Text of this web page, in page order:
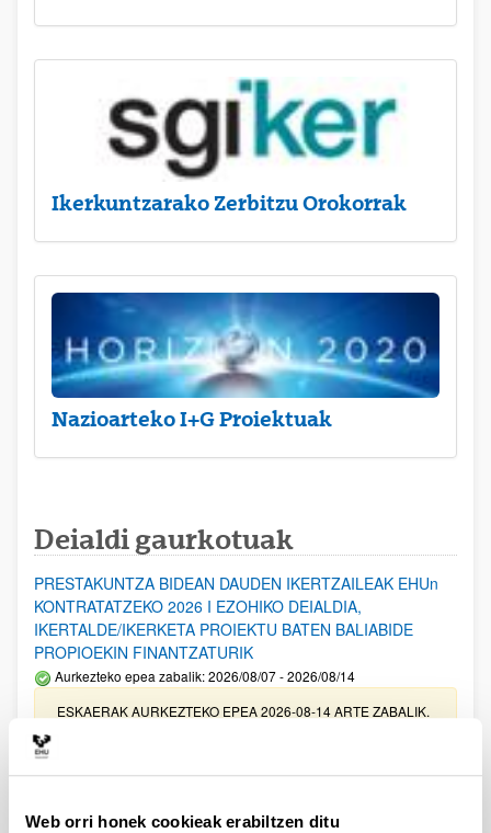
Web orri honek cookieak erabiltzen ditu
Ikerkuntzarako Zerbitzu Orokorrak
Nazioarteko I+G Proiektuak
Deialdi gaurkotuak
PRESTAKUNTZA BIDEAN DAUDEN IKERTZAILEAK EHUn
KONTRATATZEKO 2026 I EZOHIKO DEIALDIA,
IKERTALDE/IKERKETA PROIEKTU BATEN BALIABIDE
PROPIOEKIN FINANTZATURIK
Aurkezteko epea zabalik: 2026/08/07 - 2026/08/14
ESKAERAK AURKEZTEKO EPEA 2026-08-14 ARTE ZABALIK.
UPV/EHUn Azpiegitura Zientifikoa eta Funts Bibliografikoak